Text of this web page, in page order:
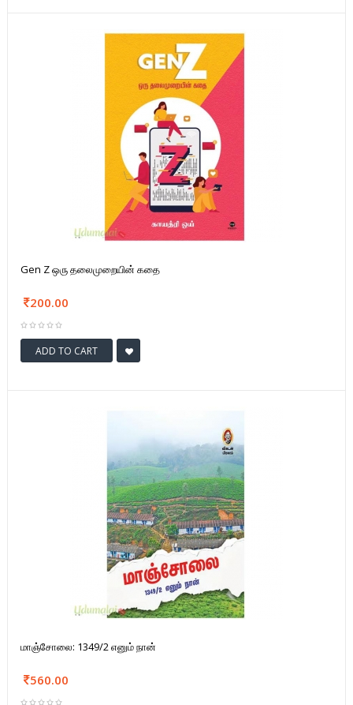
Gen Z ஒரு தலைமுறையின் கதை
200.00
ADD TO CART
மாஞ்சோலை: 1349/2 எனும் நான்
560.00